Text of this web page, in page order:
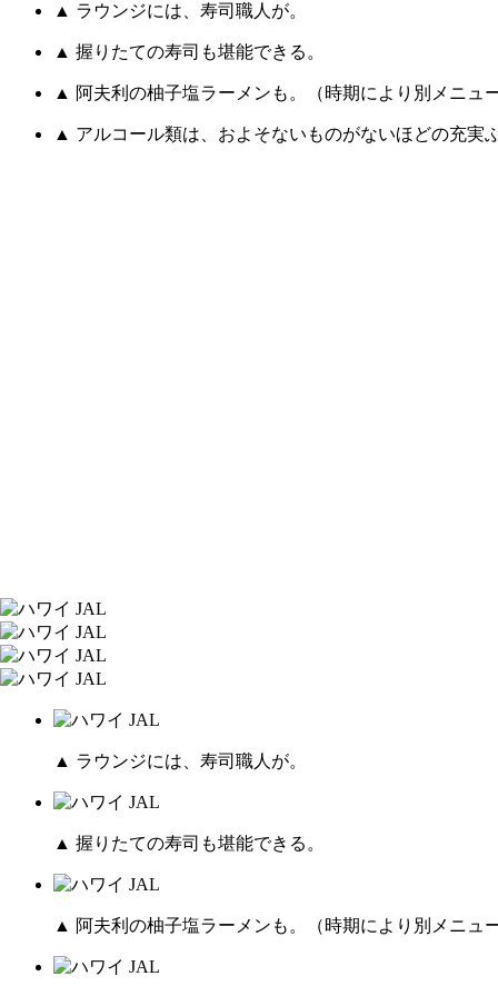
▲ ラウンジには、寿司職人が。
▲ 握りたての寿司も堪能できる。
▲ 阿夫利の柚子塩ラーメンも。（時期により別メニュ
▲ アルコール類は、およそないものがないほどの充実ぶ
▲ ラウンジには、寿司職人が。
▲ 握りたての寿司も堪能できる。
▲ 阿夫利の柚子塩ラーメンも。（時期により別メニュ